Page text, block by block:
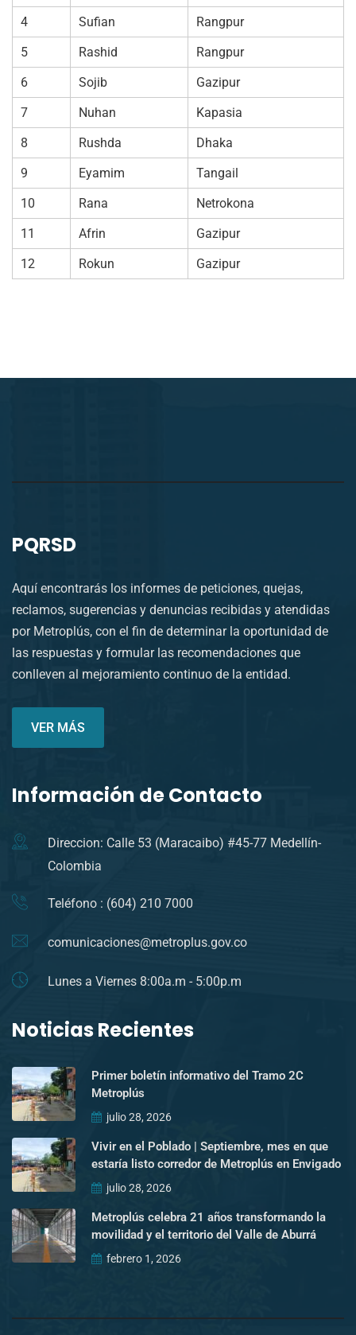
4
Sufian
Rangpur
5
Rashid
Rangpur
6
Sojib
Gazipur
7
Nuhan
Kapasia
8
Rushda
Dhaka
9
Eyamim
Tangail
10
Rana
Netrokona
11
Afrin
Gazipur
12
Rokun Gazipur
PQRSD
Aquí encontrarás los informes de peticiones, quejas,
reclamos, sugerencias y denuncias recibidas y atendidas
por Metroplús, con el fin de determinar la oportunidad de
las respuestas y formular las recomendaciones que
conlleven al mejoramiento continuo de la entidad.
VER MÁS
Información de Contacto
Direccion: Calle 53 (Maracaibo) #45-77 Medellín-
Colombia
Teléfono : (604) 210 7000
comunicaciones@metroplus.gov.co
Lunes a Viernes 8:00a.m - 5:00p.m
Noticias Recientes
Primer boletín informativo del Tramo 2C
Metroplús
julio 28, 2026
Vivir en el Poblado | Septiembre, mes en que
estaría listo corredor de Metroplús en Envigado
julio 28, 2026
Metroplús celebra 21 años transformando la
movilidad y el territorio del Valle de Aburrá
febrero 1, 2026